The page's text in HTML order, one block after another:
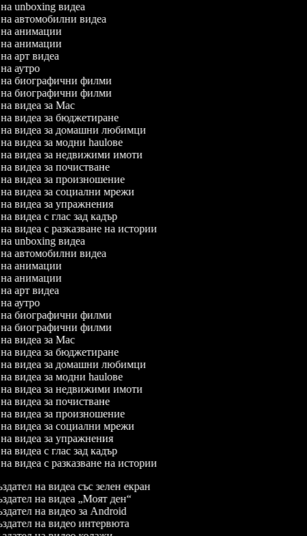
на unboxing видеа
на автомобилни видеа
на анимации
на анимации
на арт видеа
на аутро
на биографични филми
на биографични филми
на видеа за Mac
на видеа за бюджетиране
на видеа за домашни любимци
на видеа за модни haulове
на видеа за недвижими имоти
на видеа за почистване
на видеа за произношение
на видеа за социални мрежи
на видеа за упражнения
на видеа с глас зад кадър
на видеа с разказване на истории
на unboxing видеа
на автомобилни видеа
на анимации
на анимации
на арт видеа
на аутро
на биографични филми
на биографични филми
на видеа за Mac
на видеа за бюджетиране
на видеа за домашни любимци
на видеа за модни haulове
на видеа за недвижими имоти
на видеа за почистване
на видеа за произношение
на видеа за социални мрежи
на видеа за упражнения
на видеа с глас зад кадър
на видеа с разказване на истории
на видеа със зелен екран
на видеа „Моят ден“
на видео за Android
на видео интервюта